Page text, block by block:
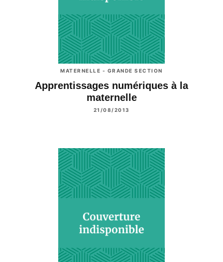
MATERNELLE - GRANDE SECTION
Apprentissages numériques à la
maternelle
21/08/2013